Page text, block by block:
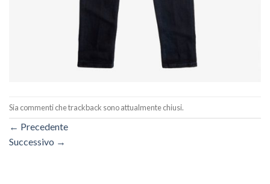
Sia commenti che trackback sono attualmente chiusi.
← Precedente
Successivo →